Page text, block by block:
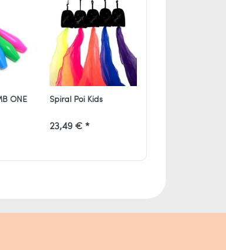
ONE Spiral Poi Kids
23,49 € *